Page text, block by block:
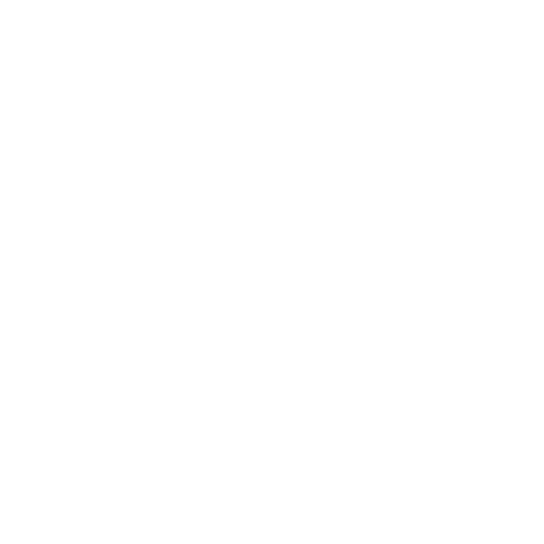
I Basketball Champions League
“Vi Trives Godt Som Underdogs”
For Mig At Repræsentere Danmark”
Møder FC Barcelona I Minicopa Endesa´s
Fortsætter Karrieren I Schweiz
Til Bundesligaen
Til NBA Summer League
Sensation Mod Mægtige Real Madrid I Spansk
Alle Vinderne